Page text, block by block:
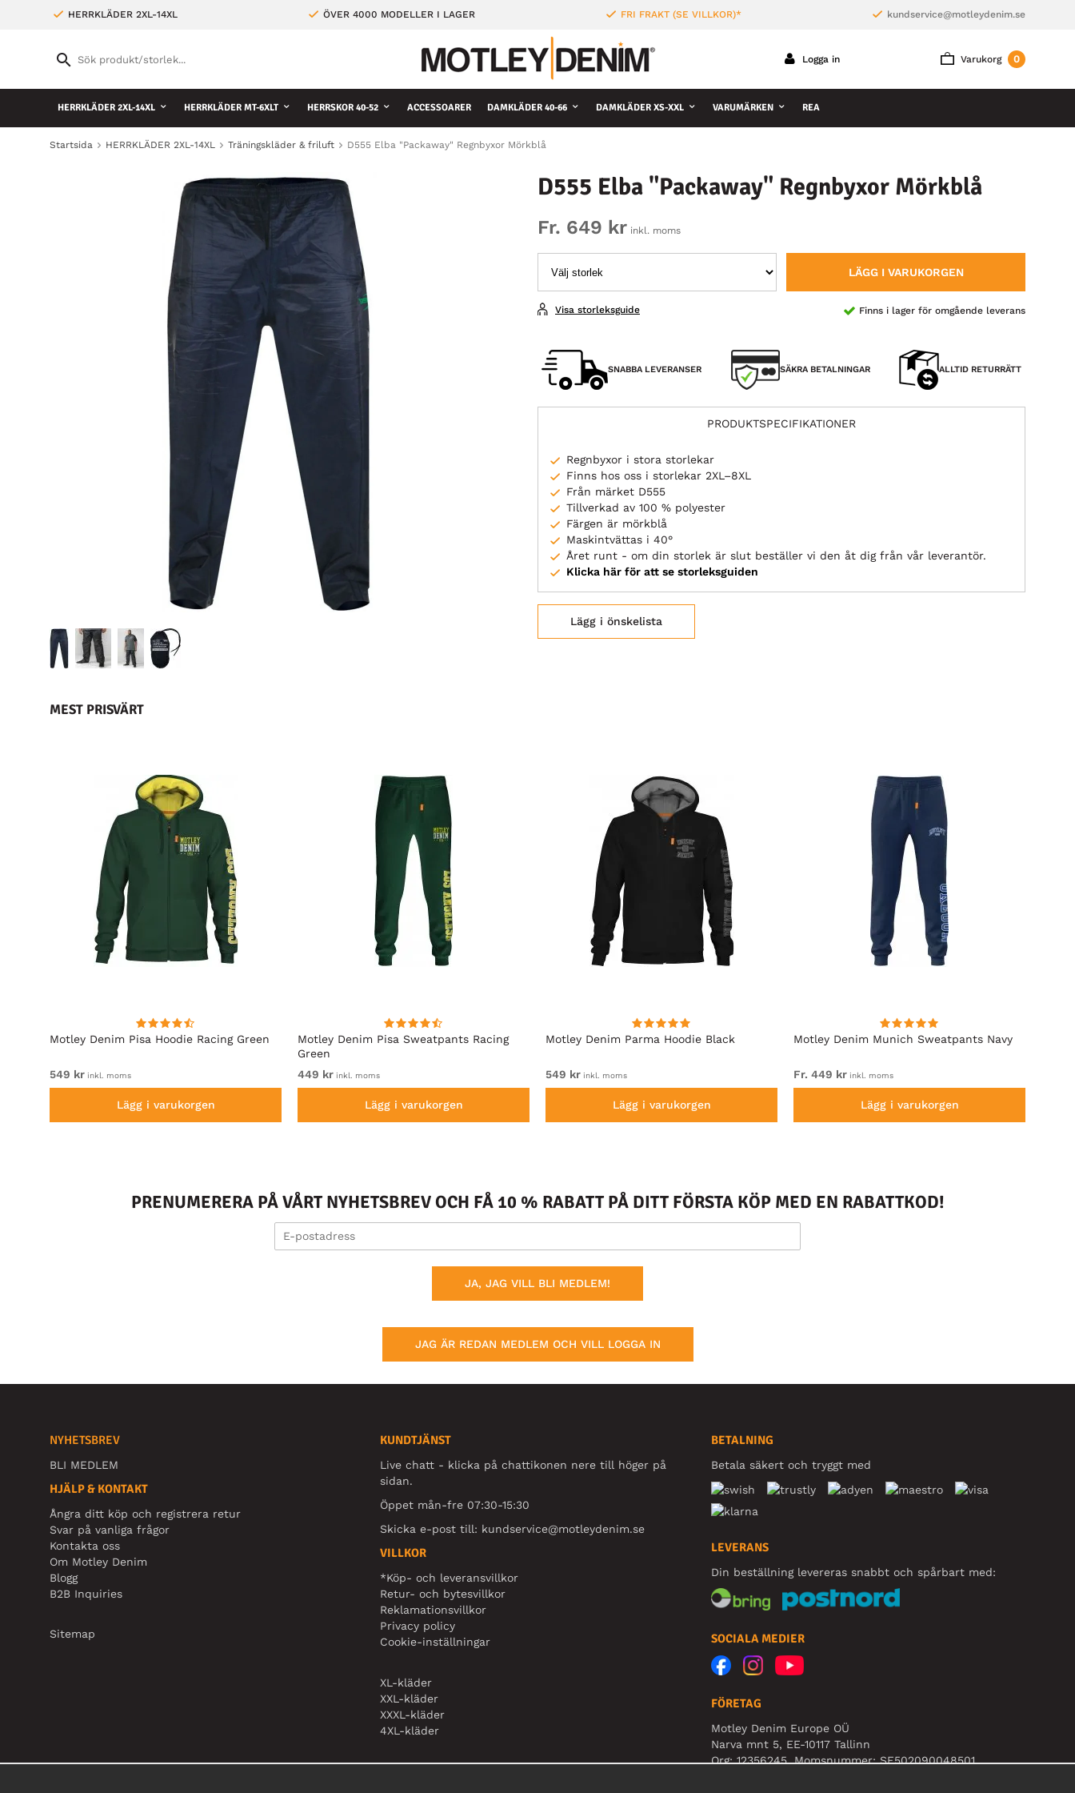
HERRKLÄDER 2XL-14XL ÖVER 4000 MODELLER I LAGER FRI FRAKT (SE VILLKOR)* kundservice@motleydenim.se
Varukorg 0
Logga in
HERRKLÄDER 2XL-14XL HERRKLÄDER MT-6XLT HERRSKOR 40-52 ACCESSOARER DAMKLÄDER 40-66 DAMKLÄDER XS-XXL VARUMÄRKEN REA
Startsida HERRKLÄDER 2XL-14XL Träningskläder & friluft D555 Elba "Packaway" Regnbyxor Mörkblå
D555 Elba "Packaway" Regnbyxor Mörkblå
Fr. 649 kr inkl. moms
LÄGG I VARUKORGEN
Finns i lager för omgående leverans
Visa storleksguide
SNABBA LEVERANSER SÄKRA BETALNINGAR ALLTID RETURRÄTT
PRODUKTSPECIFIKATIONER
Regnbyxor i stora storlekar
Finns hos oss i storlekar 2XL–8XL
Från märket D555
Tillverkad av 100 % polyester
Färgen är mörkblå
Maskintvättas i 40°
Året runt - om din storlek är slut beställer vi den åt dig från vår leverantör.
Klicka här för att se storleksguiden
Lägg i önskelista
MEST PRISVÄRT
Motley Denim Pisa Hoodie Racing Green
549 kr inkl. moms
Lägg i varukorgen
Motley Denim Pisa Sweatpants Racing
Green
449 kr inkl. moms
Lägg i varukorgen
Motley Denim Parma Hoodie Black
549 kr inkl. moms
Lägg i varukorgen
Motley Denim Munich Sweatpants Navy
Fr. 449 kr inkl. moms
Lägg i varukorgen
PRENUMERERA PÅ VÅRT NYHETSBREV OCH FÅ 10 % RABATT PÅ DITT FÖRSTA KÖP MED EN RABATTKOD!
JA, JAG VILL BLI MEDLEM!
JAG ÄR REDAN MEDLEM OCH VILL LOGGA IN
NYHETSBREV
BLI MEDLEM
HJÄLP & KONTAKT
Ångra ditt köp och registrera retur
Svar på vanliga frågor
Kontakta oss
Om Motley Denim
Blogg
B2B Inquiries
Sitemap
KUNDTJÄNST
Live chatt - klicka på chattikonen nere till höger på
sidan.
Öppet mån-fre 07:30-15:30
Skicka e-post till: kundservice@motleydenim.se
VILLKOR
*Köp- och leveransvillkor
Retur- och bytesvillkor
Reklamationsvillkor
Privacy policy
Cookie-inställningar
XL-kläder
XXL-kläder
XXXL-kläder
4XL-kläder
BETALNING
Betala säkert och tryggt med
LEVERANS
Din beställning levereras snabbt och spårbart med:
SOCIALA MEDIER
FÖRETAG
Motley Denim Europe OÜ
Narva mnt 5, EE-10117 Tallinn
Org: 12356245, Momsnummer: SE502090048501